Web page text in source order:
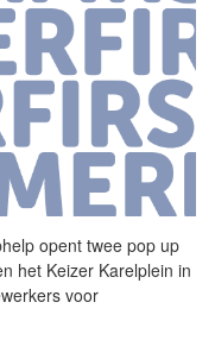
opent twee pop up
het Keizer Karelplein in
voor